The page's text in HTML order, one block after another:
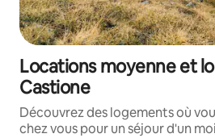
Locations moyenne et
Castione
Découvrez des logements où
chez vous pour un séjour d'un